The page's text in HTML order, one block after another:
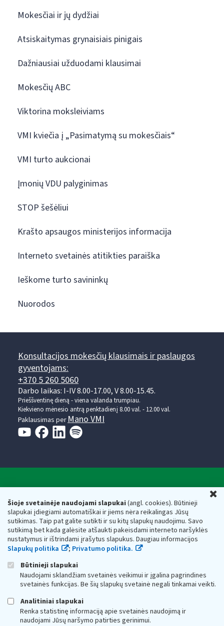
Šioje svetainėje naudojami slapukai(angl. cookies). Būtinieji
slapukai įdiegiami automatiškai ir jiems nėra reikalingas Jūsų
sutikimas. Taip pat galite sutikti ir su kitų slapukų naudojimu. Savo
sutikimą bet kada galėsite atšaukti pakeisdami interneto naršyklės
nustatymus ir ištrindami įrašytus slapukus. Daugiau informacijos
Slapukų politika
; Privatumo politika.
Būtinieji slapukai
Naudojami sklandžiam svetainės veikimui ir įgalina pagrindines
svetainės funkcijas. Be šių slapukų svetainė negali tinkamai veikti.
Analitiniai slapukai
Renka statistinę informaciją apie svetainės naudojimą ir
naudojami Jūsų naršymo patirties gerinimui.
Mokesčiai ir jų dydžiai
Atsiskaitymas grynaisiais pinigais
Dažniausiai užduodami klausimai
Mokesčių ABC
Viktorina moksleiviams
VMI kviečia į „Pasimatymą su mokesčiais“
VMI turto aukcionai
Įmonių VDU palyginimas
STOP šešėliui
Krašto apsaugos ministerijos informacija
Interneto svetainės atitikties paraiška
Ieškome turto savininkų
Nuorodos
Konsultacijos mokesčių klausimais ir paslaugos
gyventojams:
+370 5 260 5060
Darbo laikas: I-IV 8.00-17.00, V 8.00-15.45.
Prieššventinę dieną - viena valanda trumpiau.
Kiekvieno mėnesio antrą penktadienį 8.00 val. - 12.00 val.
Paklausimas perMano VMI
Valstybinė mokesčių inspekcija prie Lietuvos
Respublikos finansų ministerijos
Biudžetinė įstaiga. Juridinio asmens kodas — 188659752,
adresas: Vasario 16-osios g. 14, 01107 Vilnius, Lietuva, el.paštas:
vmi@vmi.lt , E. pristatymo dėžutės adresas 188659752
Duomenys apie Valstybinę mokesčių inspekciją prie Lietuvos
Respublikos finansų ministerijos kaupiami ir saugomi Juridinių